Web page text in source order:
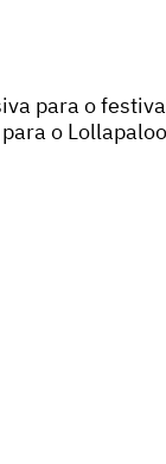
para o
o